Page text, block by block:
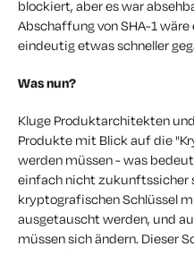
blockiert, aber es war
Abschaffung von SHA-1
eindeutig etwas schneller
Was nun?
Kluge Produktarchitekten
Produkte mit Blick auf die
werden müssen - was
einfach nicht zukunftssicher
kryptografischen Schlüssel
ausgetauscht werden, und
müssen sich ändern. Dieser